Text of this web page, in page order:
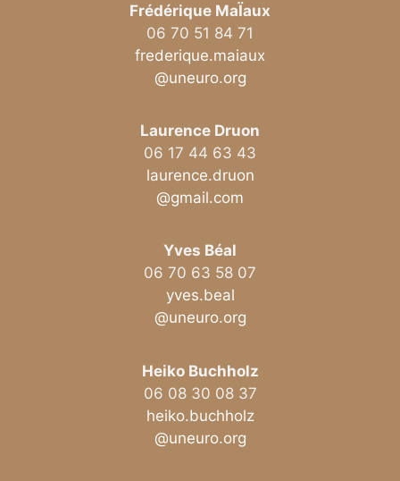
Frédérique MaÏaux
06 70 51 84 71
frederique.maiaux
@uneuro.org
Laurence Druon
06 17 44 63 43
laurence.druon
@gmail.com
Yves Béal
06 70 63 58 07
yves.beal
@uneuro.org
Heiko Buchholz
06 08 30 08 37
heiko.buchholz
@uneuro.org